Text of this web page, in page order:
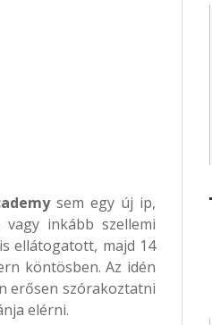
sem egy új ip,
inkább szellemi
ellátogatott, majd 14
köntösben. Az idén
erősen szórakoztatni
elérni.